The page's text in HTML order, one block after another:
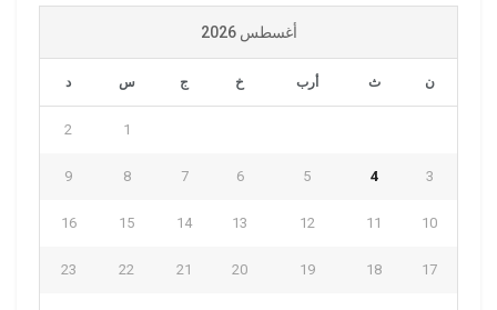
أغسطس 2026
ن ث أرب خ ج س د
1
2
3
4
5
6
7
8
9
10
11
12
13
14
15
16
17
18
19
20
21
22
23